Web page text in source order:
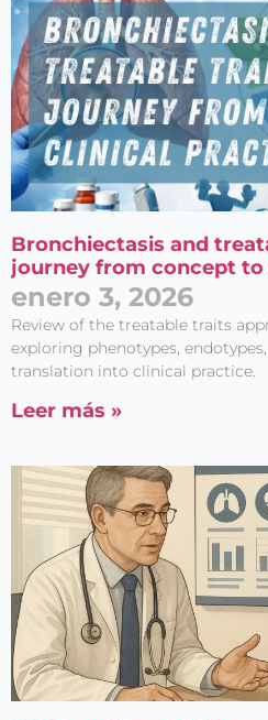
Bronchiectasis and
journey from concept
enero 3, 2026
Review of the treatable traits
exploring phenotypes,
translation into clinical practice.
Leer más »